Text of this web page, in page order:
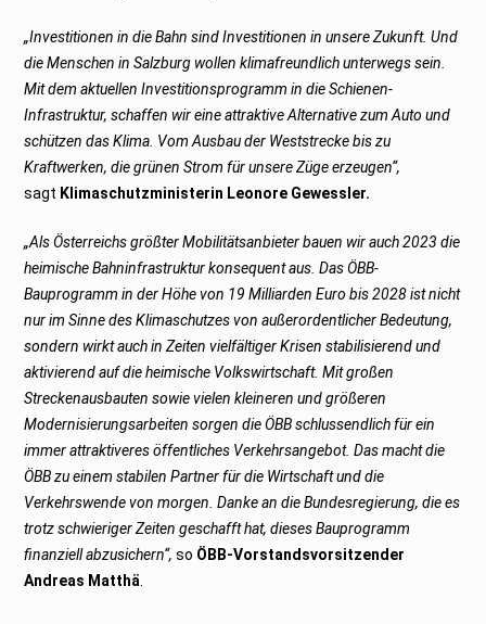
„Investitionen in die Bahn sind Investitionen in unsere Zukunft. Und
die Menschen in Salzburg wollen klimafreundlich unterwegs sein.
Mit dem aktuellen Investitionsprogramm in die Schienen-
Infrastruktur, schaffen wir eine attraktive Alternative zum Auto und
schützen das Klima. Vom Ausbau der Weststrecke bis zu
Kraftwerken, die grünen Strom für unsere Züge erzeugen“,
sagt Klimaschutzministerin Leonore Gewessler.
„Als Österreichs größter Mobilitätsanbieter bauen wir auch 2023 die
heimische Bahninfrastruktur konsequent aus. Das ÖBB-
Bauprogramm in der Höhe von 19 Milliarden Euro bis 2028 ist nicht
nur im Sinne des Klimaschutzes von außerordentlicher Bedeutung,
sondern wirkt auch in Zeiten vielfältiger Krisen stabilisierend und
aktivierend auf die heimische Volkswirtschaft. Mit großen
Streckenausbauten sowie vielen kleineren und größeren
Modernisierungsarbeiten sorgen die ÖBB schlussendlich für ein
immer attraktiveres öffentliches Verkehrsangebot. Das macht die
ÖBB zu einem stabilen Partner für die Wirtschaft und die
Verkehrswende von morgen. Danke an die Bundesregierung, die es
trotz schwieriger Zeiten geschafft hat, dieses Bauprogramm
finanziell abzusichern“, so ÖBB-Vorstandsvorsitzender
Andreas Matthä